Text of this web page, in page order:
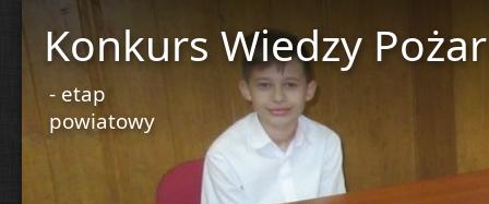
Konkurs Wiedzy
- etap
powiatowy